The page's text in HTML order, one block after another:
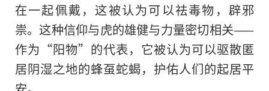
在一起佩戴，这被认为可以祛毒物，辟邪
祟。这种信仰与虎的雄健与力量密切相关——
作为“阳物”的代表，它被认为可以驱散匿
居阴湿之地的蜂虿蛇蝎，护佑人们的起居平